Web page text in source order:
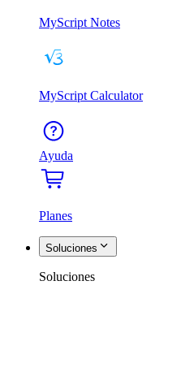
MyScript Notes
MyScript Calculator
Ayuda
Planes
Soluciones
Soluciones